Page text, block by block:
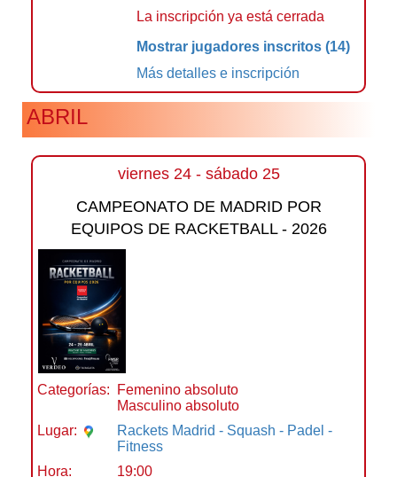
La inscripción ya está cerrada
Mostrar jugadores inscritos (14)
Más detalles e inscripción
ABRIL
viernes 24 - sábado 25
CAMPEONATO DE MADRID POR
EQUIPOS DE RACKETBALL - 2026
Categorías:
Femenino absoluto
Masculino absoluto
Lugar:
Rackets Madrid - Squash - Padel -
Fitness
Hora:
19:00